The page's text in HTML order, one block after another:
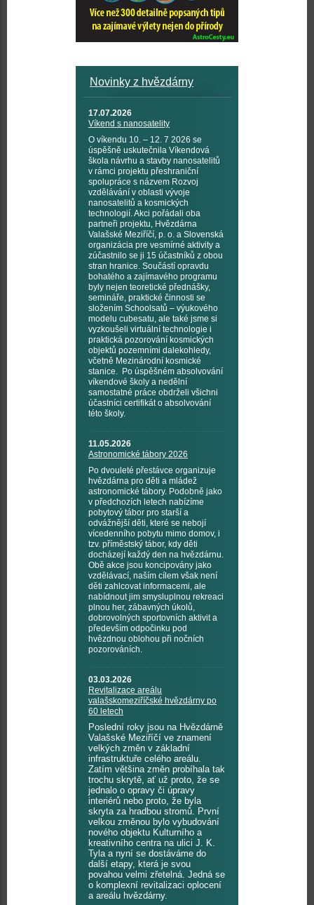
Novinky z hvězdárny
17.07.2026
Víkend s nanosatelity
O víkendu 10. – 12. 7 2026 se
úspěšně uskutečnila Víkendová
škola návrhu a stavby nanosatelitů
v rámci projektu přeshraniční
spolupráce s názvem Rozvoj
vzdělávání v oblasti vývoje
nanosatelitů a kosmických
technologií. Akci pořádali oba
partneři projektu, Hvězdárna
Valašské Meziříčí, p. o. a Slovenská
organizácia pre vesmírné aktivity a
zúčastnilo se ji 15 účastníků z obou
stran hranice. Součástí opravdu
bohatého a zajímavého programu
byly nejen teoretické přednášky,
semináře, praktické činnosti se
složením Schoolsatů – výukového
modelu cubesatu, ale také jsme si
vyzkoušeli virtuální technologie i
praktická pozorování kosmických
objektů pozemními dalekohledy,
včetně Mezinárodní kosmické
stanice. Po úspěšném absolvování
víkendové školy a nedělní
samostatné práce obdrželi všichni
účastníci certifikát o absolvování
této školy.
11.05.2026
Astronomické tábory 2026
Po dvouleté přestávce organizuje
hvězdárna pro děti a mládež
astronomické tábory. Podobně jako
v předchozích letech nabízíme
pobytový tábor pro starší a
odvážnější děti, které se nebojí
vícedenního pobytu mimo domov, i
tzv. příměstský tábor, kdy děti
docházejí každý den na hvězdárnu.
Obě akce jsou koncipovány jako
vzdělávací, naším cílem však není
děti zahlcovat informacemi, ale
nabídnout jim smysluplnou rekreaci
plnou her, zábavných úkolů,
dobrovolných sportovních aktivit a
především odpočinku pod
hvězdnou oblohou při nočních
pozorováních.
03.03.2026
Revitalizace areálu
valašskomeziříčské hvězdárny po
60 letech
Poslední roky jsou na Hvězdárně
Valašské Meziříčí ve znamení
velkých změn v základní
infrastruktuře celého areálu.
Zatím většina změn probíhala tak
trochu skrytě, ať už proto, že se
jednalo o opravy či úpravy
interiérů nebo proto, že byla
skryta za hradbou stromů. První
velkou změnou bylo vybudování
nového objektu Kulturního a
kreativního centra na ulici J. K.
Tyla a nyní se dostáváme do
další etapy, která je svou
povahou velmi zřetelná. Jedná se
o komplexní revitalizaci oplocení
a areálu hvězdárny.